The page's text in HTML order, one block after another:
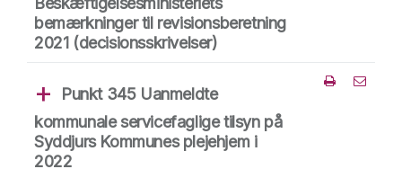
bemærkninger til revisionsberetning
2021 (decisionsskrivelser)
Punkt 345 Uanmeldte
kommunale servicefaglige tilsyn på
Syddjurs Kommunes plejehjem i
2022